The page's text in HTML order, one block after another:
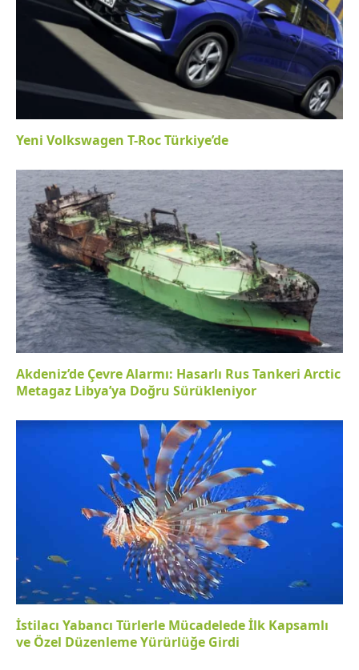
Yeni Volkswagen T-Roc Türkiye’de
Akdeniz’de Çevre Alarmı: Hasarlı Rus Tankeri Arctic
Metagaz Libya’ya Doğru Sürükleniyor
İstilacı Yabancı Türlerle Mücadelede İlk Kapsamlı
ve Özel Düzenleme Yürürlüğe Girdi